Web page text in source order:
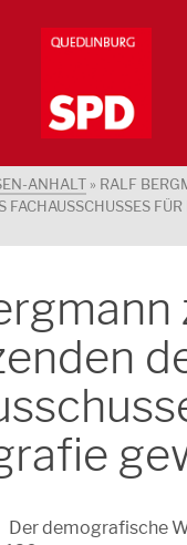
ANHALT » RALF
FACHAUSSCHUSSES
Der demografische